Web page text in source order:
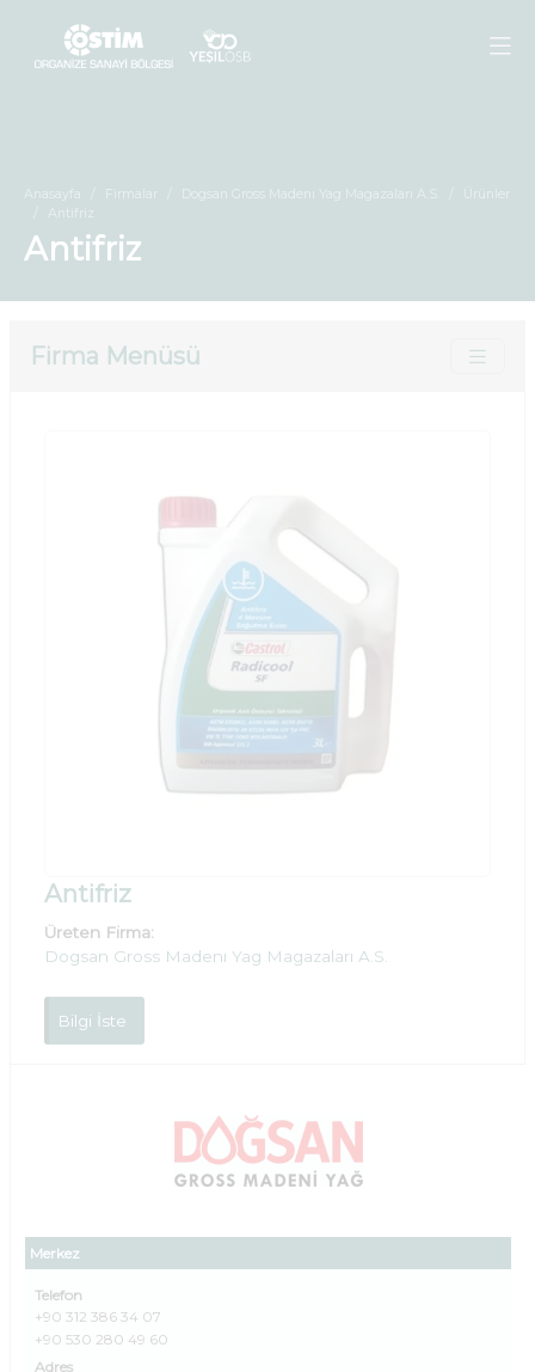
Anasayfa Firmalar Dogsan Gross Madenı Yag Magazaları A.S.
Ürünler
Antifriz
Antifriz
Firma Menüsü
Merkez
Telefon
+90 312 386 34 07
+90 530 280 49 60
Adres
Antifriz
Üreten Firma:
Dogsan Gross Madenı Yag Magazaları A.S.
Bilgi İste